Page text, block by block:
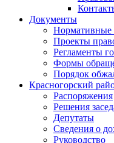
Документы
Нормативные
Проекты
Регламенты
Формы
Порядок
Красногорский
Распоряжения
Решения
Депутаты
Сведения о
Руководство